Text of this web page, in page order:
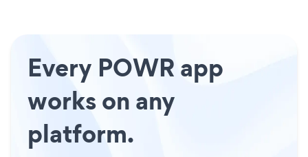
Every POWR app
works on any
platform.